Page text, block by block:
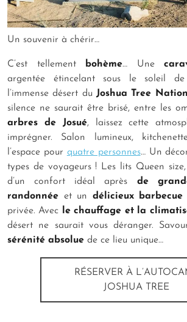
Un souvenir à chérir…
C’est tellement bohème… Une
argentée étincelant sous le soleil
l’immense désert du Joshua Tree
silence ne saurait être brisé, entre les
arbres de Josué, laissez cette
imprégner. Salon lumineux,
l’espace pour quatre personnes… Un
types de voyageurs ! Les lits Queen
d’un confort idéal après de
randonnée et un délicieux barbecue
privée. Avec le chauffage et la
désert ne saurait vous déranger.
sérénité absolue de ce lieu unique…
RÉSERVER À
JOSHUA TREE